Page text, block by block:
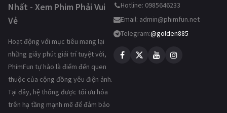
Nhất - Xem Phim Phải Vui
Vẻ
Hoạt động với mục tiêu mang lại
những giây phút giải trí tuyệt vời,
PhimFun tự hào là điểm đến quen
thuộc của cộng đồng yêu điện ảnh.
Tại đây, hệ thống được tối ưu hóa
trên hạ tầng mạnh mẽ để đảm bảo
Hotline: 0985646233
Email: admin@phimfun.net
Telegram:@golden885